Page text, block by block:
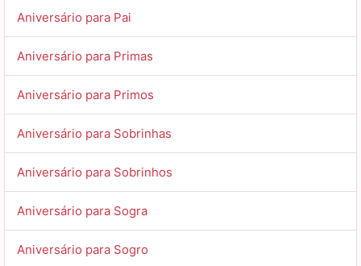
Aniversário para Pai
Aniversário para Primas
Aniversário para Primos
Aniversário para Sobrinhas
Aniversário para Sobrinhos
Aniversário para Sogra
Aniversário para Sogro